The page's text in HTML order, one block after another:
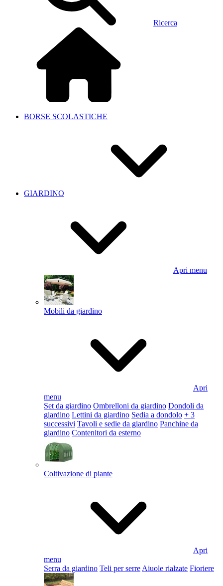
Ricerca
BORSE SCOLASTICHE
GIARDINO
Apri menu
Mobili da giardino
Apri
menu
Set da giardino Ombrelloni da giardino Dondoli da
giardino Lettini da giardino Sedia a dondolo + 3
successivi Tavoli e sedie da giardino Panchine da
giardino Contenitori da esterno
Coltivazione di piante
Apri
menu
Serra da giardino Teli per serre Aiuole rialzate Fioriere